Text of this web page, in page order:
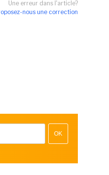
Une erreur dans l'article?
nous une correction
OK